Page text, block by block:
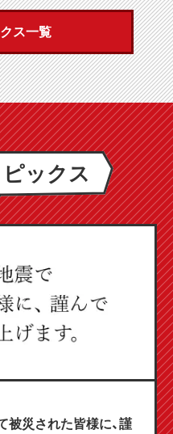
ス一覧
ックス
被災された皆様に、謹